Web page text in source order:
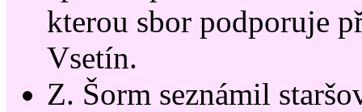
kterou sbor podporuje
Vsetín.
Z. Šorm seznámil